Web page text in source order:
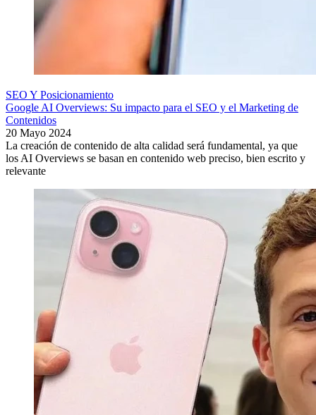
SEO Y Posicionamiento
Google AI Overviews: Su impacto para el SEO y el Marketing de
Contenidos
20 Mayo 2024
La creación de contenido de alta calidad será fundamental, ya que
los AI Overviews se basan en contenido web preciso, bien escrito y
relevante